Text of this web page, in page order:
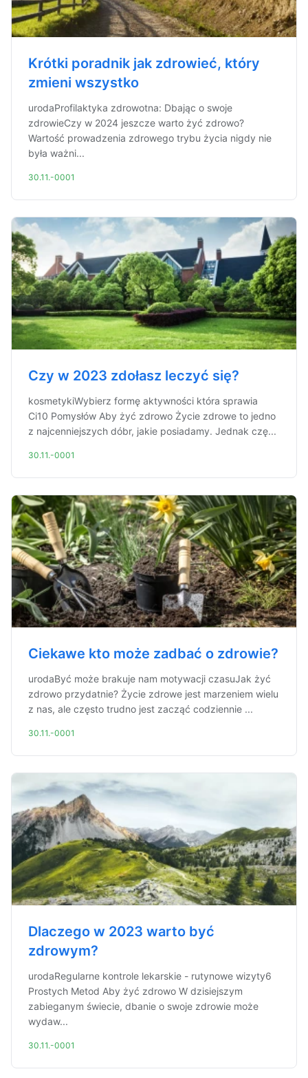
Krótki poradnik jak zdrowieć, który
zmieni wszystko
urodaProfilaktyka zdrowotna: Dbając o swoje
zdrowieCzy w 2024 jeszcze warto żyć zdrowo?
Wartość prowadzenia zdrowego trybu życia nigdy nie
była ważni...
30.11.-0001
Czy w 2023 zdołasz leczyć się?
kosmetykiWybierz formę aktywności która sprawia
Ci10 Pomysłów Aby żyć zdrowo Życie zdrowe to jedno
z najcenniejszych dóbr, jakie posiadamy. Jednak czę...
30.11.-0001
Ciekawe kto może zadbać o zdrowie?
urodaByć może brakuje nam motywacji czasuJak żyć
zdrowo przydatnie? Życie zdrowe jest marzeniem wielu
z nas, ale często trudno jest zacząć codziennie ...
30.11.-0001
Dlaczego w 2023 warto być
zdrowym?
urodaRegularne kontrole lekarskie - rutynowe wizyty6
Prostych Metod Aby żyć zdrowo W dzisiejszym
zabieganym świecie, dbanie o swoje zdrowie może
wydaw...
30.11.-0001